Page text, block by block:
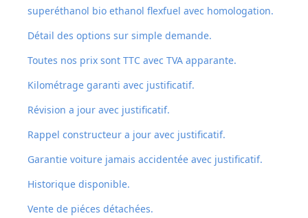
superéthanol bio ethanol flexfuel avec homologation.
Détail des options sur simple demande.
Toutes nos prix sont TTC avec TVA apparante.
Kilométrage garanti avec justificatif.
Révision a jour avec justificatif.
Rappel constructeur a jour avec justificatif.
Garantie voiture jamais accidentée avec justificatif.
Historique disponible.
Vente de piéces détachées.